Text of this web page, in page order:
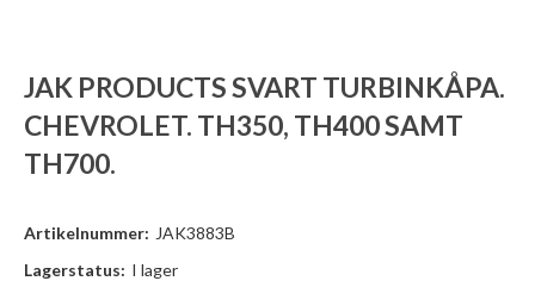
JAK PRODUCTS SVART TURBINKÅPA.
CHEVROLET. TH350, TH400 SAMT
TH700.
Artikelnummer: JAK3883B
Lagerstatus: I lager